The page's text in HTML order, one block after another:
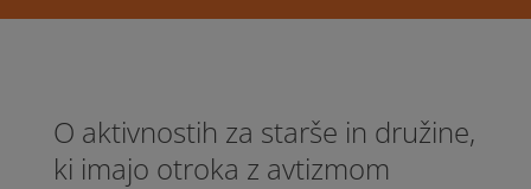
O aktivnostih za starše in družine,
ki imajo otroka z avtizmom